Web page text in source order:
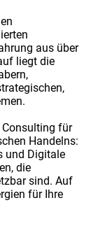
aus über
liegt die
für
Handelns:
und Digitale
die
sind. Auf
für Ihre